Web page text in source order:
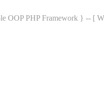
OOP PHP Framework } -- [